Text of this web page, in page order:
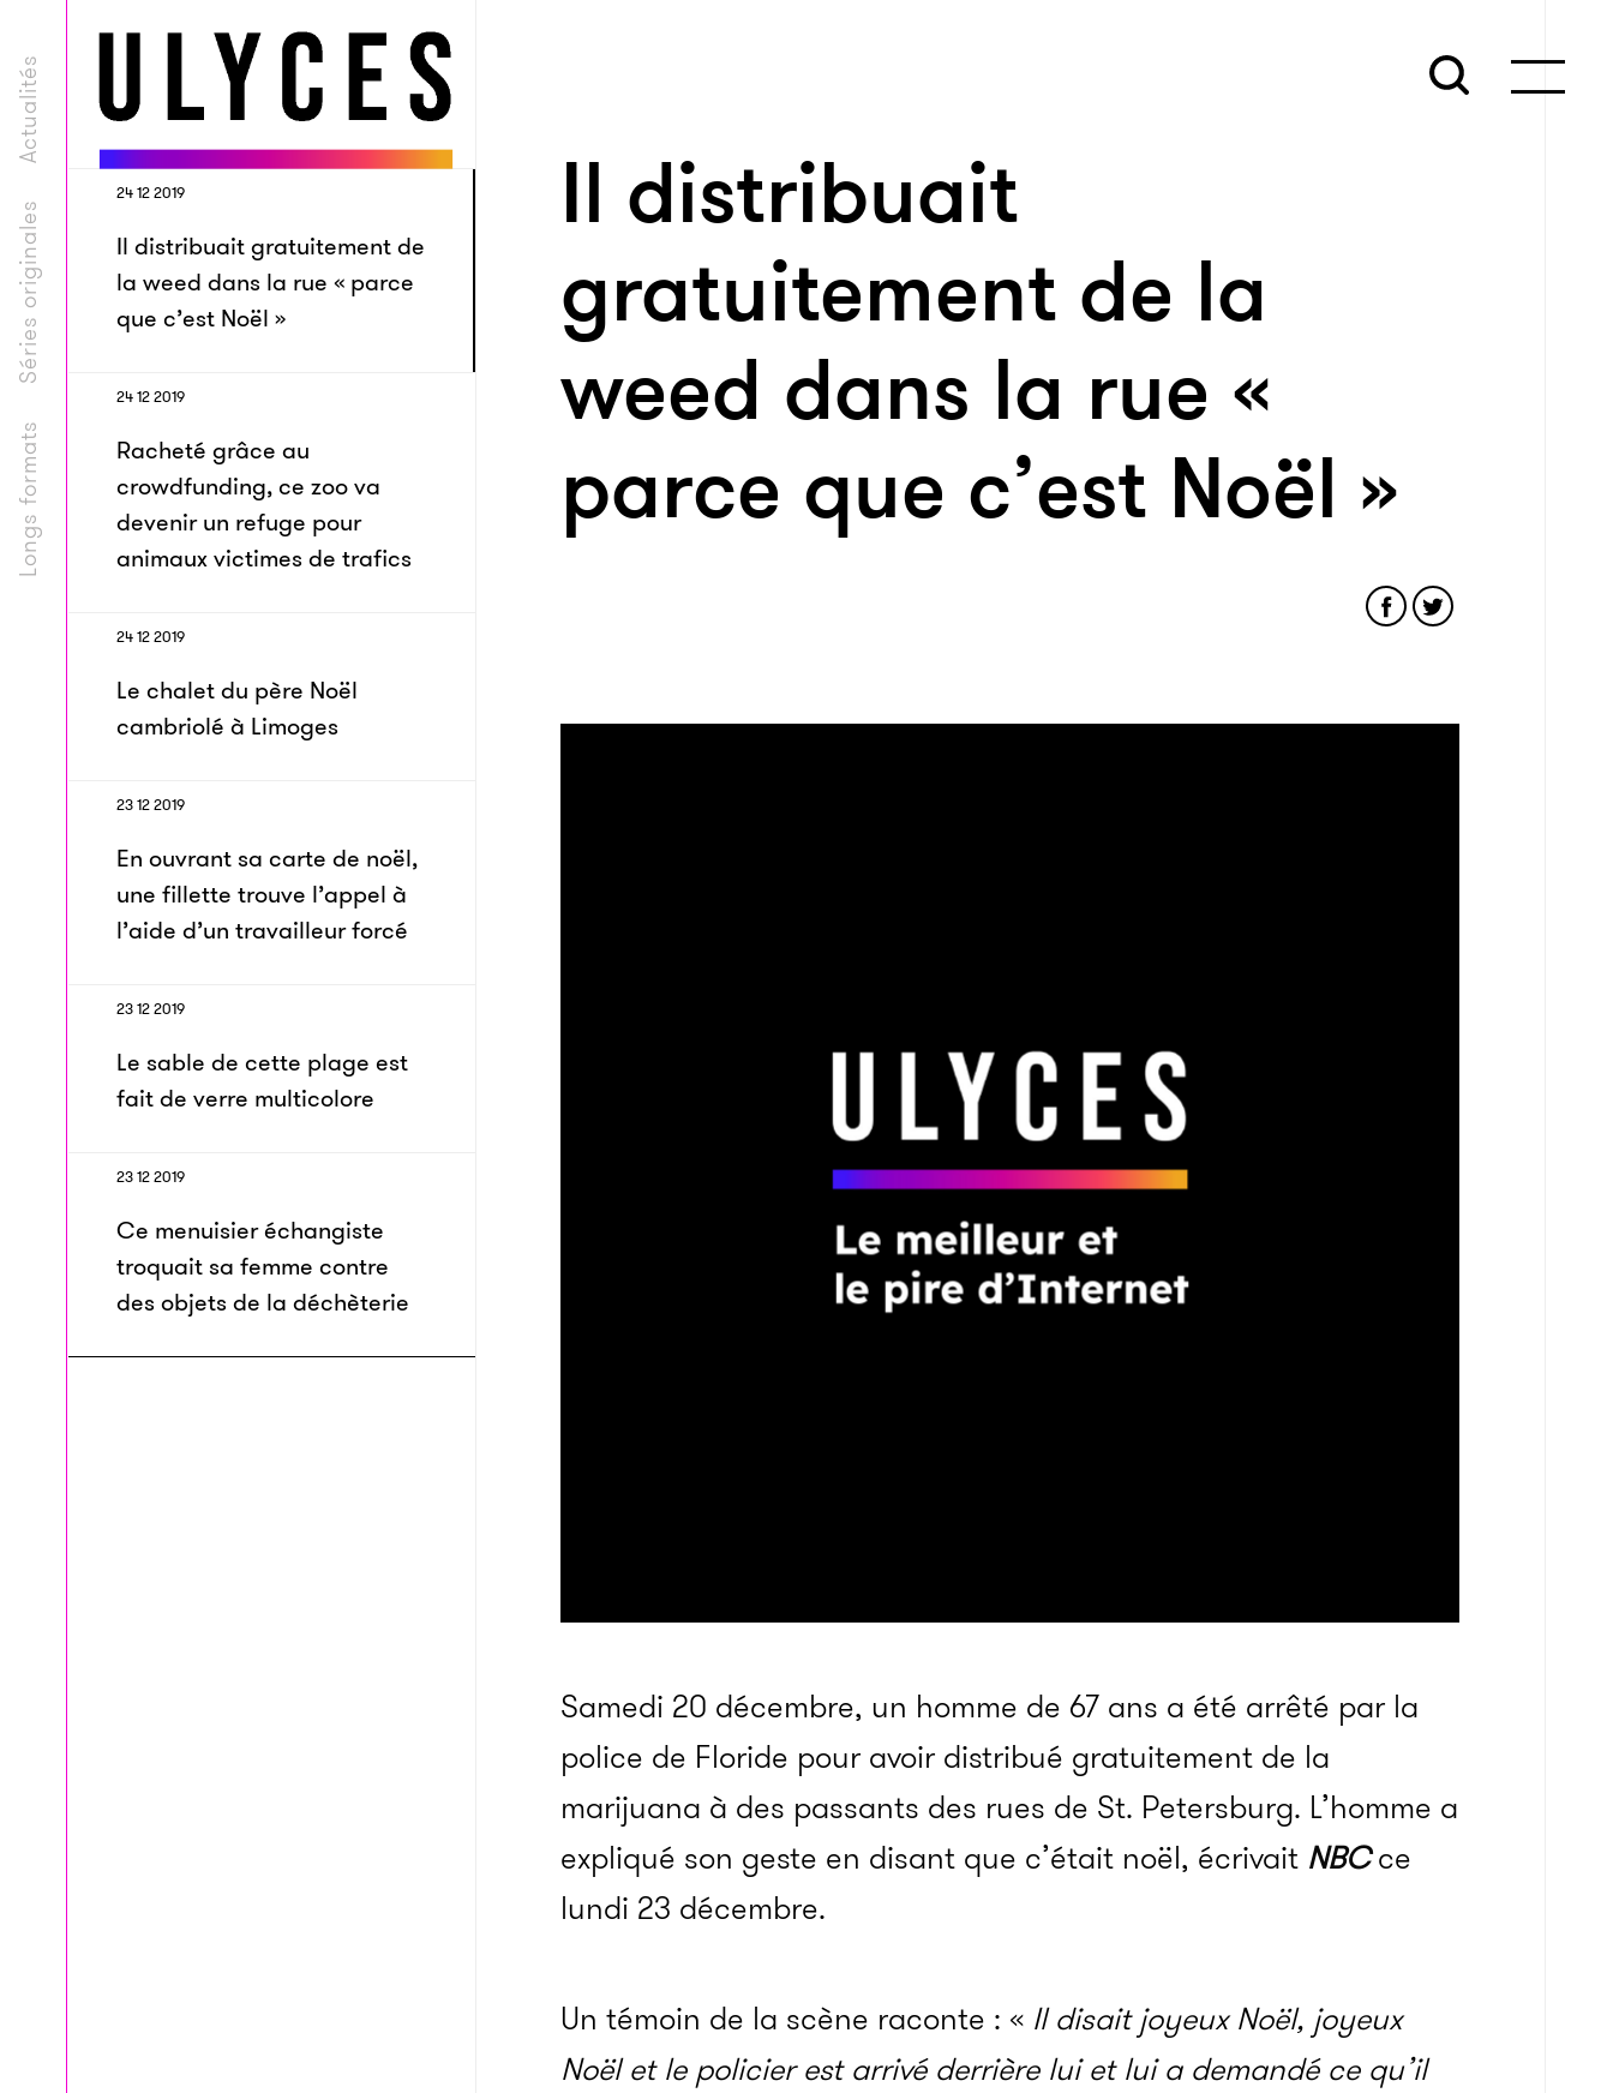
Longs formats
Séries originales
Actualités
24 12 2019
Il distribuait gratuitement de
la weed dans la rue « parce
que c’est Noël »
24 12 2019
Racheté grâce au
crowdfunding, ce zoo va
devenir un refuge pour
animaux victimes de trafics
24 12 2019
Le chalet du père Noël
cambriolé à Limoges
23 12 2019
En ouvrant sa carte de noël,
une fillette trouve l’appel à
l’aide d’un travailleur forcé
23 12 2019
Le sable de cette plage est
fait de verre multicolore
23 12 2019
Ce menuisier échangiste
troquait sa femme contre
des objets de la déchèterie
Il distribuait
gratuitement de la
weed dans la rue «
parce que c’est Noël »
Samedi 20 décembre, un homme de 67 ans a été arrêté par la
police de Floride pour avoir distribué gratuitement de la
marijuana à des passants des rues de St. Petersburg. L’homme a
expliqué son geste en disant que c’était noël, écrivait NBCce
lundi 23 décembre.
Un témoin de la scène raconte : « Il disait joyeux Noël, joyeux
Noël et le policier est arrivé derrière lui et lui a demandé ce qu’il